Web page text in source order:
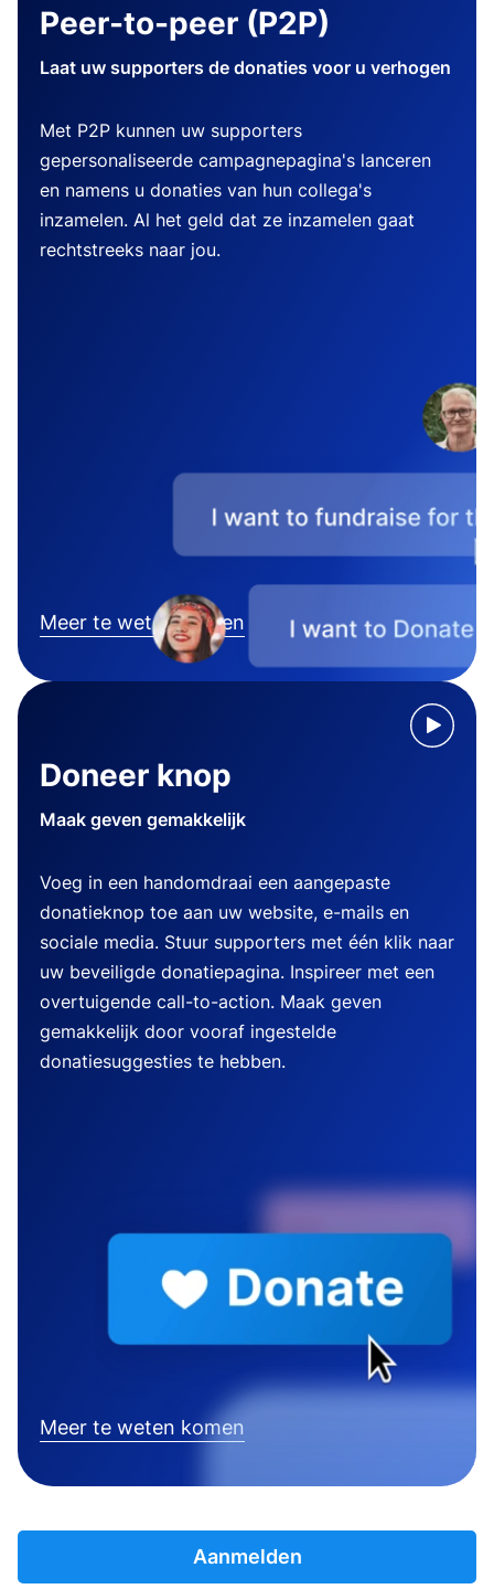
Peer-to-peer (P2P)
Laat uw supporters de donaties voor u verhogen
Met P2P kunnen uw supporters
gepersonaliseerde campagnepagina's lanceren
en namens u donaties van hun collega's
inzamelen. Al het geld dat ze inzamelen gaat
rechtstreeks naar jou.
Meer te weten komen
Doneer knop
Maak geven gemakkelijk
Voeg in een handomdraai een aangepaste
donatieknop toe aan uw website, e-mails en
sociale media. Stuur supporters met één klik naar
uw beveiligde donatiepagina. Inspireer met een
overtuigende call-to-action. Maak geven
gemakkelijk door vooraf ingestelde
donatiesuggesties te hebben.
Meer te weten komen
Aanmelden